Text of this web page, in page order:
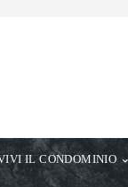
IL CONDOMINIO